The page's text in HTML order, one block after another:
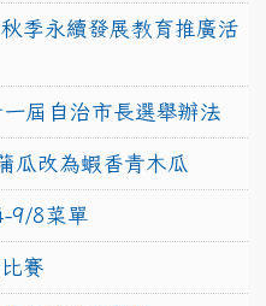
季永續發展教育推廣活
屆自治市長選舉辦法
瓜改為蝦香青木瓜
9/8菜單
賽